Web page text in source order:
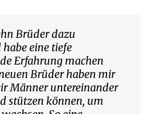
Brüder dazu
eine tiefe
Erfahrung machen
Brüder haben mir
Männer untereinander
stützen können, um